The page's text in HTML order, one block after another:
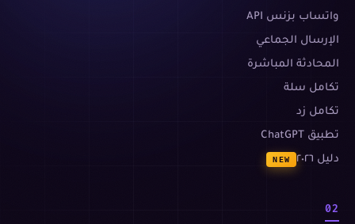
واتساب بزنس API
الإرسال الجماعي
المحادثة المباشرة
تكامل سلة
تكامل زد
تطبيق ChatGPT
دليل ٢٠٢٦
NEW
02